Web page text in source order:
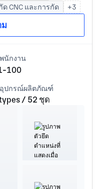
ด CNC และการกัด +3
ม
พนักงาน
100
อุปกรณ์ผลิตภัณฑ์
/ 52 ชุด